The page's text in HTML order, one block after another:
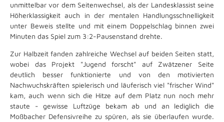
unmittelbar vor dem Seitenwechsel, als der Landesklassist seine
Höherklassigkeit auch in der mentalen Handlungsschnelligkeit
unter Beweis stellte und mit einem Doppelschlag binnen zwei
Minuten das Spiel zum 3:2-Pausenstand drehte.
Zur Halbzeit fanden zahlreiche Wechsel auf beiden Seiten statt,
wobei das Projekt "Jugend forscht" auf Zwätzener Seite
deutlich besser funktionierte und von den motivierten
Nachwuchskräften spielerisch und läuferisch viel "frischer Wind"
kam, auch wenn sich die Hitze auf dem Platz nun noch mehr
staute - gewisse Luftzüge bekam ab und an lediglich die
Moßbacher Defensivreihe zu spüren, als sie überlaufen wurde.